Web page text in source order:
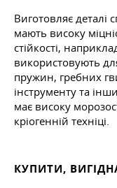
Виготовляє деталі
мають високу
стійкості,
використовують
пружин, гребних
інструменту та
має високу
кріогенній техніці.
КУПИТИ,